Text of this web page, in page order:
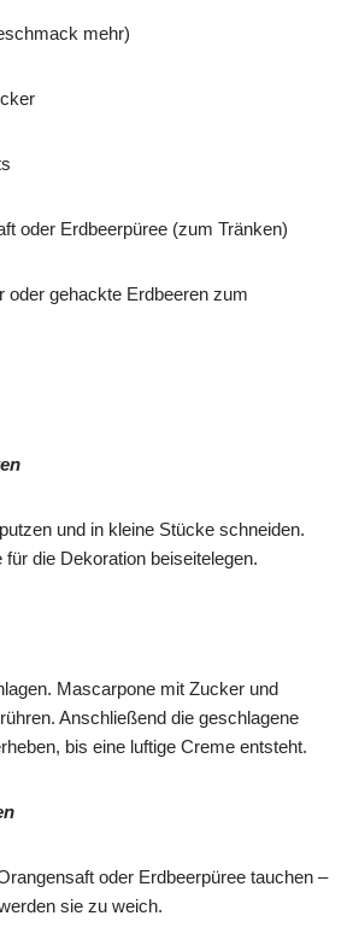
mehr)
oder Erdbeerpüree (zum Tränken)
oder gehackte Erdbeeren zum
und in kleine Stücke schneiden.
die Dekoration beiseitelegen.
Mascarpone mit Zucker und
Anschließend die geschlagene
bis eine luftige Creme entsteht.
oder Erdbeerpüree tauchen –
sie zu weich.